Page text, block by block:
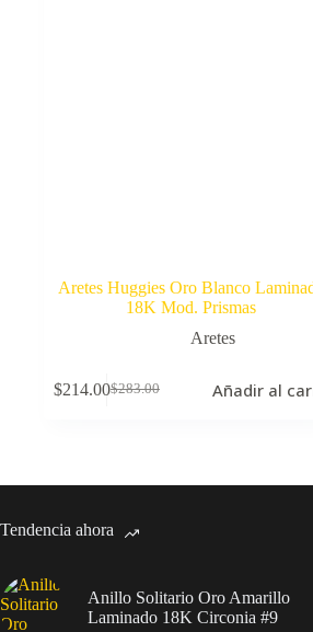
Aretes Huggies Oro Blanco
18K Mod. Prismas
Aretes
$283.00
El
$214.00El
Añadir al
Tendencia ahora
Anillo Solitario Oro Amarillo
Laminado 18K Circonia #9